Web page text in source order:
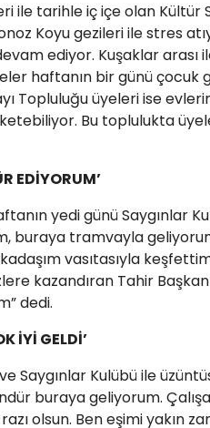
ile tarihle iç içe olan Kültür
Koyu gezileri ile stres
ediyor. Kuşaklar arası
haftanın bir günü çocuk
Topluluğu üyeleri ise
Bu toplulukta
EDİYORUM’
yedi günü Saygınlar
buraya tramvayla
vasıtasıyla
kazandıran Tahir
dedi.
İYİ GELDİ’
Saygınlar Kulübü ile
buraya geliyorum.
olsun. Ben eşimi yakın